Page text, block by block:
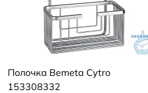
Полочка Bemeta Cytro
153308332